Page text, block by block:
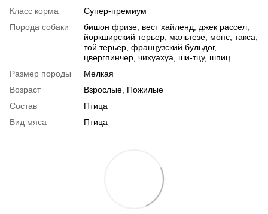
Класс корма
Супер-премиум
Порода собаки
бишон фризе, вест хайленд, джек рассел,
йоркширский терьер, мальтезе, мопс, такса,
той терьер, французский бульдог,
цвергпинчер, чихуахуа, ши-тцу, шпиц
Размер породы
Мелкая
Возраст
Взрослые, Пожилые
Состав
Птица
Вид мяса
Птица